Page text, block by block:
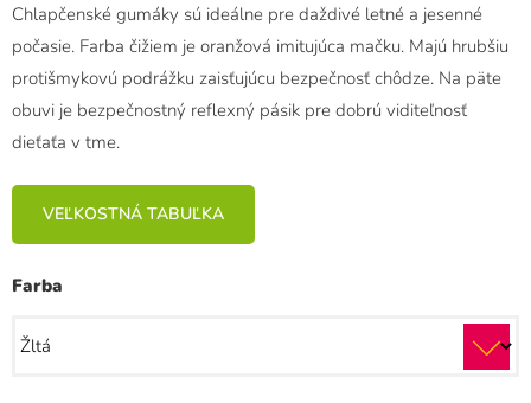
Chlapčenské gumáky sú ideálne pre daždivé letné a jesenné
počasie. Farba čižiem je oranžová imitujúca mačku. Majú hrubšiu
protišmykovú podrážku zaisťujúcu bezpečnosť chôdze. Na päte
obuvi je bezpečnostný reflexný pásik pre dobrú viditeľnosť
dieťaťa v tme.
VEĽKOSTNÁ TABUĽKA
Farba